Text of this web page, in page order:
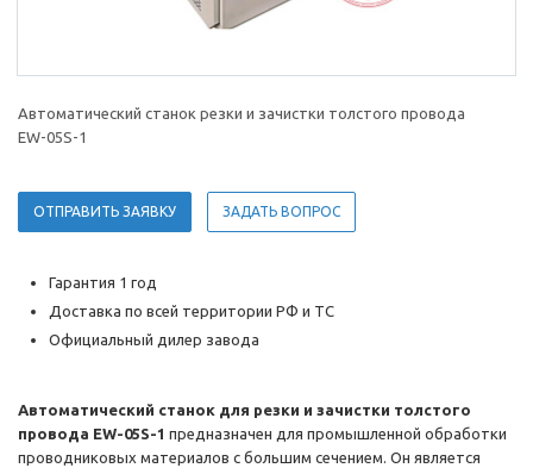
Автоматический станок резки и зачистки толстого провода
EW-05S-1
ОТПРАВИТЬ ЗАЯВКУ ЗАДАТЬ ВОПРОС
Гарантия 1 год
Доставка по всей территории РФ и ТС
Официальный дилер завода
Автоматический станок для резки и зачистки толстого
провода EW-05S-1 предназначен для промышленной обработки
проводниковых материалов с большим сечением. Он является